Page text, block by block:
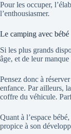
Pour les occuper,
l’enthousiasmer.
Le camping avec bébé
Si les plus grands
âge, et de leur
Pensez donc à
enfance. Par ailleurs,
coffre du véhicule.
Quant à l’espace
propice à son